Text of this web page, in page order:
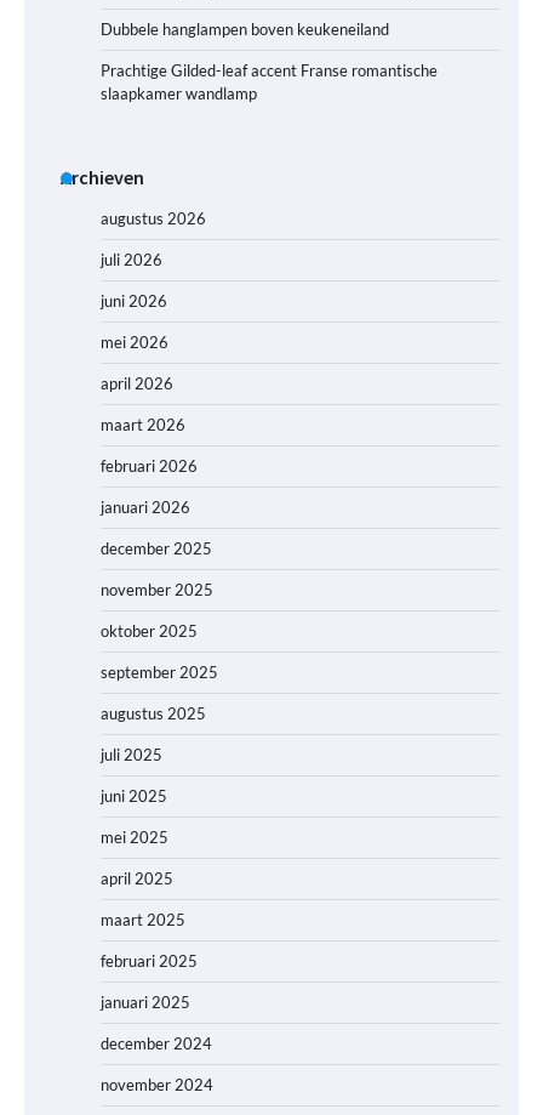
Dubbele hanglampen boven keukeneiland
Prachtige Gilded-leaf accent Franse romantische
slaapkamer wandlamp
Archieven
augustus 2026
juli 2026
juni 2026
mei 2026
april 2026
maart 2026
februari 2026
januari 2026
december 2025
november 2025
oktober 2025
september 2025
augustus 2025
juli 2025
juni 2025
mei 2025
april 2025
maart 2025
februari 2025
januari 2025
december 2024
november 2024